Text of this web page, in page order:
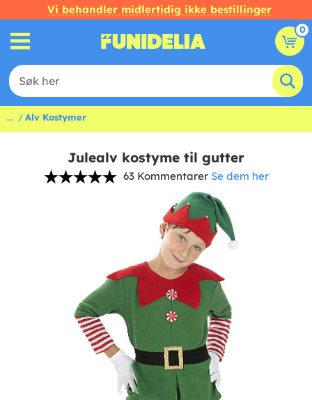
Vi behandler midlertidig ikke bestillinger
0
... Alv Kostymer
Julealv kostyme til gutter
63 Kommentarer Se dem her